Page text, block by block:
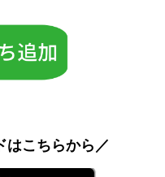
はこちらから／